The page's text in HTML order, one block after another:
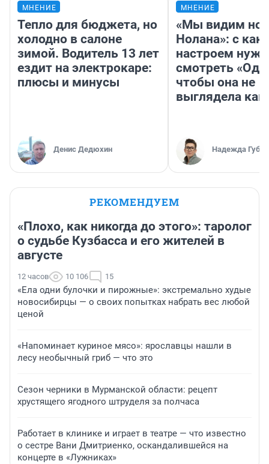
МНЕНИЕ
Тепло для бюджета, но
холодно в салоне
зимой. Водитель 13 лет
ездит на электрокаре:
плюсы и минусы
Денис Дедюхин
МНЕНИЕ
«Мы видим
Нолана»: с
настроем
смотреть
чтобы она не
выглядела как
Надежда
РЕКОМЕНДУЕМ
«Плохо, как никогда до этого»: таролог
о судьбе Кузбасса и его жителей в
августе
12 часов 10 106 15
«Ела одни булочки и пирожные»: экстремально худые
новосибирцы — о своих попытках набрать вес любой
ценой
«Напоминает куриное мясо»: ярославцы нашли в
лесу необычный гриб — что это
Сезон черники в Мурманской области: рецепт
хрустящего ягодного штруделя за полчаса
Работает в клинике и играет в театре — что известно
о сестре Вани Дмитриенко, оскандалившейся на
концерте в «Лужниках»